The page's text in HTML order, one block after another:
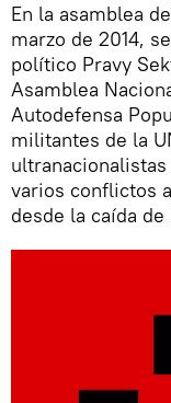
En la asamblea
marzo de 2014,
político Pravy
Asamblea
Autodefensa
militantes de la
varios conflictos
desde la caída de